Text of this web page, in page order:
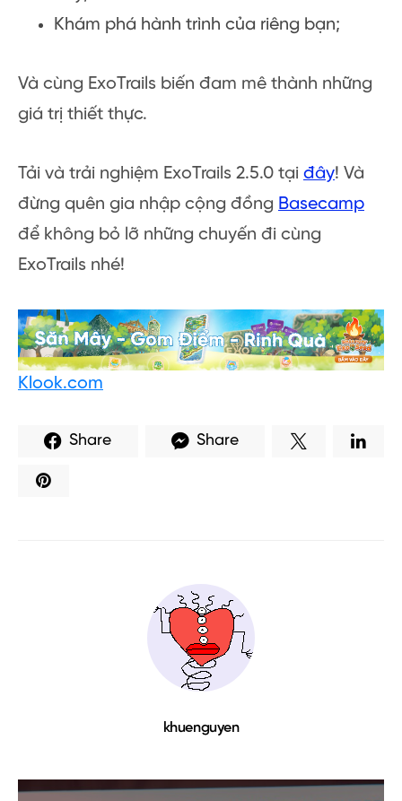
Khám phá hành trình của riêng bạn;
Và cùng ExoTrails biến đam mê thành những
giá trị thiết thực.
Tải và trải nghiệm ExoTrails 2.5.0 tại đây! Và
đừng quên gia nhập cộng đồng Basecamp
để không bỏ lỡ những chuyến đi cùng
ExoTrails nhé!
Klook.com
Share Share
khuenguyen